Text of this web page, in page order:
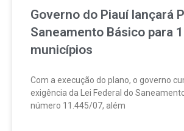
Governo do Piauí lançará
Saneamento Básico para
municípios
Com a execução do plano, o governo
exigência da Lei Federal do
número 11.445/07, além